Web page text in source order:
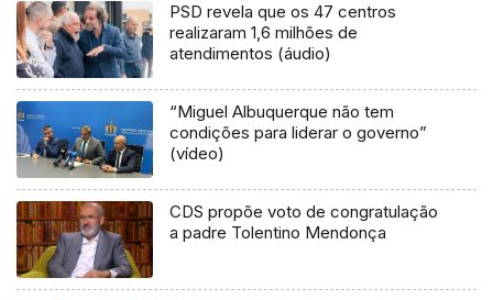
PSD revela que os 47 centros
realizaram 1,6 milhões de
atendimentos (áudio)
“Miguel Albuquerque não tem
condições para liderar o governo”
(vídeo)
CDS propõe voto de congratulação
a padre Tolentino Mendonça